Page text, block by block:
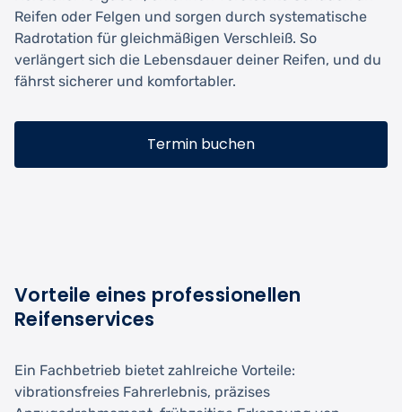
Reifen oder Felgen und sorgen durch systematische
Radrotation für gleichmäßigen Verschleiß. So
verlängert sich die Lebensdauer deiner Reifen, und du
fährst sicherer und komfortabler.
Termin buchen
Vorteile eines professionellen
Reifenservices
Ein Fachbetrieb bietet zahlreiche Vorteile:
vibrationsfreies Fahrerlebnis, präzises